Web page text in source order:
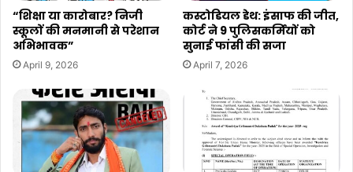
“शिक्षा या कारोबार? निजी
स्कूलों की मनमानी से परेशान
अभिभावक”
April 9, 2026
कस्टोडियल डेथ: इंसाफ की जीत,
कोर्ट ने 9 पुलिसकर्मियों को
सुनाई फांसी की सजा
April 7, 2026